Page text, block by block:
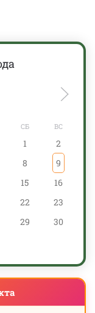
СБ ВС
1
2
8
9
15
16
22
23
29
30